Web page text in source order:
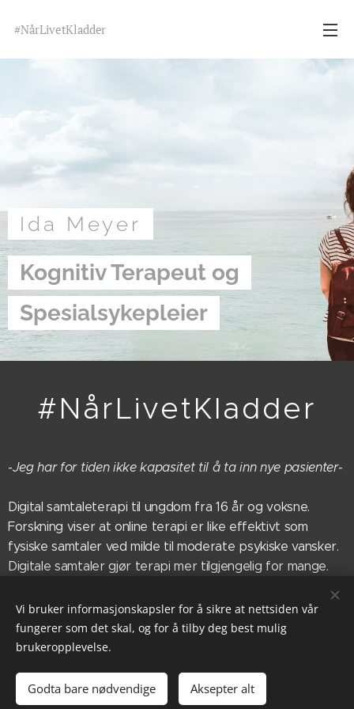
#NårLivetKladder
Ida Meyer
Kognitiv Terapeut og
Spesialsykepleier
#NårLivetKladder
-Jeg har for tiden ikke kapasitet til å ta inn nye pasienter-
Digital samtaleterapi til ungdom fra 16 år og voksne.
Forskning viser at online terapi er like effektivt som
fysiske samtaler ved milde til moderate psykiske vansker.
Digitale samtaler gjør terapi mer tilgjengelig for mange.
Org.nr. 928610985
Drevet avWebnode Informasjonskapsler
Vi bruker informasjonskapsler for å sikre at nettsiden vår
fungerer som det skal, og for å tilby deg best mulig
brukeropplevelse.
Godta bare nødvendige Aksepter alt